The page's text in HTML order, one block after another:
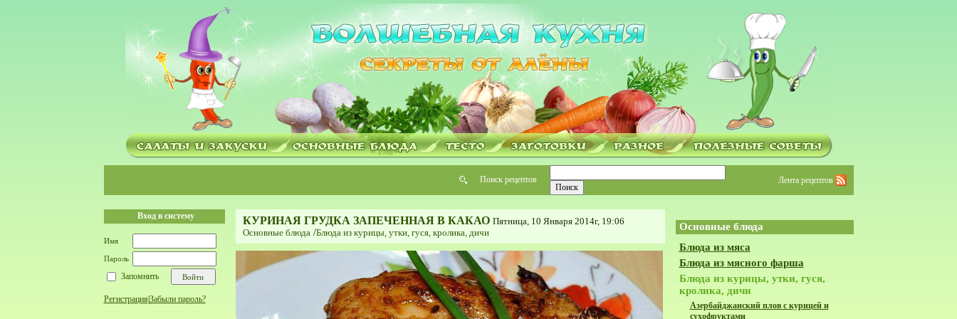
Поиск рецептов Лента рецептов
Вход в систему
Имя
Пароль
Запомнить
Регистрация Забыли пароль?
КУРИНАЯ ГРУДКА ЗАПЕЧЕННАЯ В КАКАО Пятница, 10 Января 2014г, 19:06
Основные блюда/Блюда из курицы, утки, гуся, кролика, дичи
Основные блюда
Блюда из мяса
Блюда из мясного фарша
Блюда из курицы, утки, гуся,
кролика, дичи
Азербайджанский плов с курицей и
сухофруктами